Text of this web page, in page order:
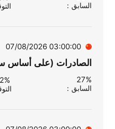
السابق ：
03:00:00 07/08/2026
الصادرات (على أساس
27%
السابق：